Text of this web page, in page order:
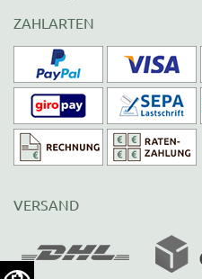
ZAHLARTEN
VERSAND